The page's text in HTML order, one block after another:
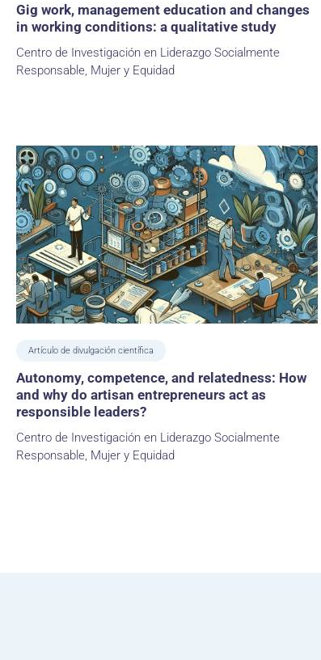
Gig work, management education and changes
in working conditions: a qualitative study
Centro de Investigación en Liderazgo Socialmente
Responsable, Mujer y Equidad
Artículo de divulgación científica
Autonomy, competence, and relatedness: How
and why do artisan entrepreneurs act as
responsible leaders?
Centro de Investigación en Liderazgo Socialmente
Responsable, Mujer y Equidad